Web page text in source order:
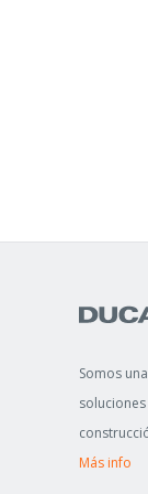
Somos
Más info